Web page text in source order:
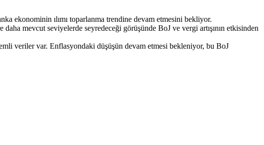
ekonominin ılımı toparlanma trendine devam etmesini bekliyor.
mevcut seviyelerde seyredeceği görüşünde BoJ ve vergi artışının etkisinden
veriler var. Enflasyondaki düşüşün devam etmesi bekleniyor, bu BoJ